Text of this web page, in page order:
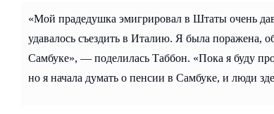
«Мой прадедушка эмигрировал в Штаты очень
удавалось съездить в Италию. Я была поражена,
Самбуке», — поделилась Таббон. «Пока я буду
но я начала думать о пенсии в Самбуке, и люди